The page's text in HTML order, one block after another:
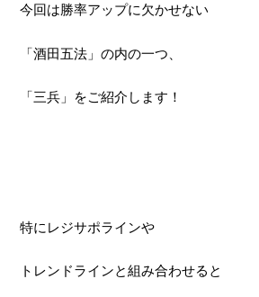
今回は勝率アップに欠かせない
「酒田五法」の内の一つ、
「三兵」をご紹介します！
特にレジサポラインや
トレンドラインと組み合わせると